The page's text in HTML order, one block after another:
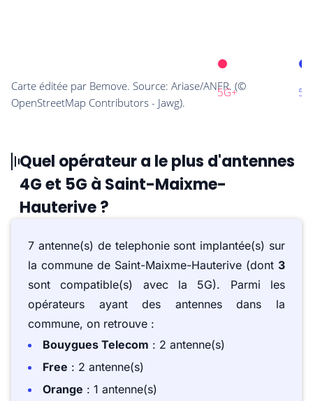
Quel opérateur a le plus d'antennes
4G et 5G à Saint-Maixme-
Hauterive ?
7 antenne(s) de telephonie sont implantée(s) sur
la commune de Saint-Maixme-Hauterive (dont 3
sont compatible(s) avec la 5G). Parmi les
opérateurs ayant des antennes dans la
commune, on retrouve :
Bouygues Telecom : 2 antenne(s)
Free : 2 antenne(s)
Orange : 1 antenne(s)